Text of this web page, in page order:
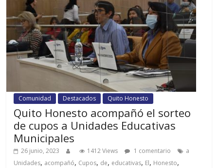
Comunidad Destacados Quito Honesto
Quito Honesto acompañó el sorteo
de cupos a Unidades Educativas
Municipales
26 junio, 2023 1412 Views 1 comentario
a
Unidades, acompañó, Cupos, de, educativas, El, Honesto,